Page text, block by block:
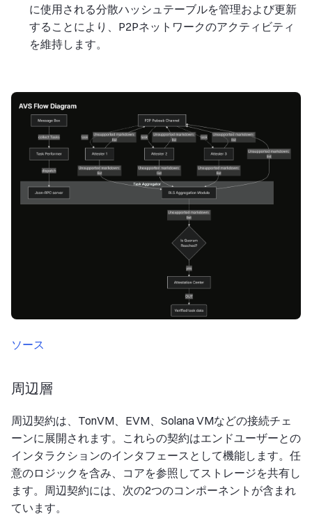
に使用される分散ハッシュテーブルを管理および更新
することにより、P2Pネットワークのアクティビティ
を維持します。
ソース
周辺層
周辺契約は、TonVM、EVM、Solana VMなどの接続チェ
ーンに展開されます。これらの契約はエンドユーザーとの
インタラクションのインタフェースとして機能します。任
意のロジックを含み、コアを参照してストレージを共有し
ます。周辺契約には、次の2つのコンポーネントが含まれ
ています。